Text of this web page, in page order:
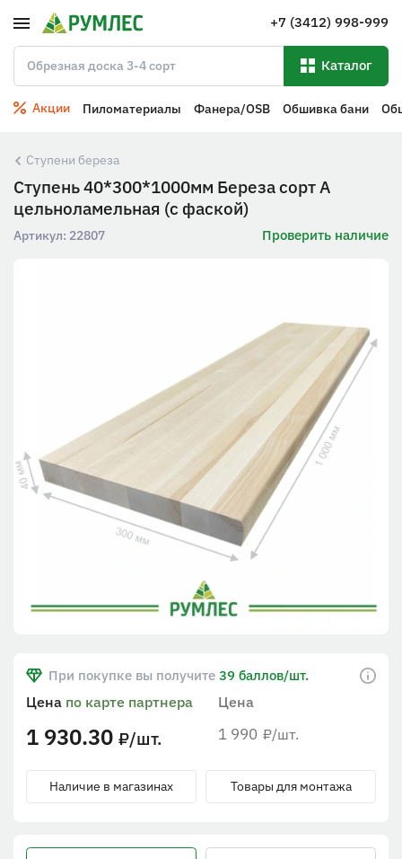
+7 (3412) 998-999
Каталог
Акции Пиломатериалы Фанера/OSB Обшивка бани
Ступени береза
Ступень 40*300*1000мм Береза сорт А
цельноламельная (с фаской)
Артикул: 22807 Проверить наличие
При покупке вы получите 39 баллов/шт.
Цена
1 990 ₽/шт.
Цена по карте партнера
1 930.30 ₽/шт.
Наличие в магазинах Товары для монтажа